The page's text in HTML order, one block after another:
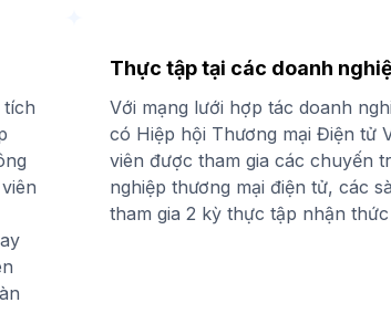
tích
Thực tập tại các doanh
Với mạng lưới hợp tác doanh
có Hiệp hội Thương mại Điện tử
viên được tham gia các chuyến
nghiệp thương mại điện tử, các
tham gia 2 kỳ thực tập nhận